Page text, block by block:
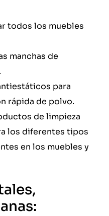
todos los muebles
manchas de
para
rápida de polvo.
de limpieza
los diferentes tipos
en los muebles y